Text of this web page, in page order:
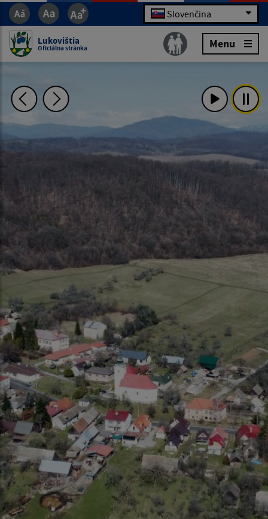
Slovenčina
Lukovištia
Oficiálna stránka Menu